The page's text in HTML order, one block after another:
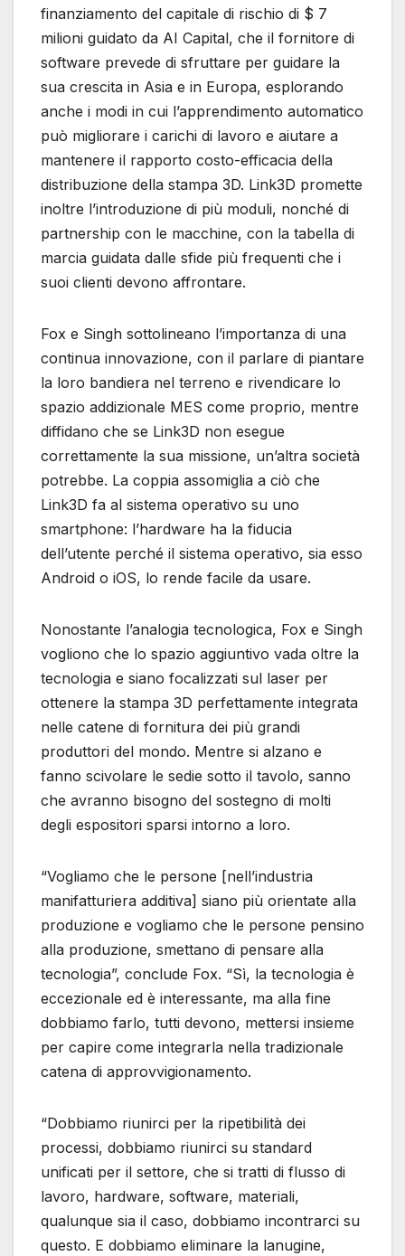
finanziamento del capitale di rischio di $ 7
milioni guidato da AI Capital, che il fornitore di
software prevede di sfruttare per guidare la
sua crescita in Asia e in Europa, esplorando
anche i modi in cui l’apprendimento automatico
può migliorare i carichi di lavoro e aiutare a
mantenere il rapporto costo-efficacia della
distribuzione della stampa 3D. Link3D promette
inoltre l’introduzione di più moduli, nonché di
partnership con le macchine, con la tabella di
marcia guidata dalle sfide più frequenti che i
suoi clienti devono affrontare.
Fox e Singh sottolineano l’importanza di una
continua innovazione, con il parlare di piantare
la loro bandiera nel terreno e rivendicare lo
spazio addizionale MES come proprio, mentre
diffidano che se Link3D non esegue
correttamente la sua missione, un’altra società
potrebbe. La coppia assomiglia a ciò che
Link3D fa al sistema operativo su uno
smartphone: l’hardware ha la fiducia
dell’utente perché il sistema operativo, sia esso
Android o iOS, lo rende facile da usare.
Nonostante l’analogia tecnologica, Fox e Singh
vogliono che lo spazio aggiuntivo vada oltre la
tecnologia e siano focalizzati sul laser per
ottenere la stampa 3D perfettamente integrata
nelle catene di fornitura dei più grandi
produttori del mondo. Mentre si alzano e
fanno scivolare le sedie sotto il tavolo, sanno
che avranno bisogno del sostegno di molti
degli espositori sparsi intorno a loro.
“Vogliamo che le persone [nell’industria
manifatturiera additiva] siano più orientate alla
produzione e vogliamo che le persone pensino
alla produzione, smettano di pensare alla
tecnologia”, conclude Fox. “Sì, la tecnologia è
eccezionale ed è interessante, ma alla fine
dobbiamo farlo, tutti devono, mettersi insieme
per capire come integrarla nella tradizionale
catena di approvvigionamento.
“Dobbiamo riunirci per la ripetibilità dei
processi, dobbiamo riunirci su standard
unificati per il settore, che si tratti di flusso di
lavoro, hardware, software, materiali,
qualunque sia il caso, dobbiamo incontrarci su
questo. E dobbiamo eliminare la lanugine,